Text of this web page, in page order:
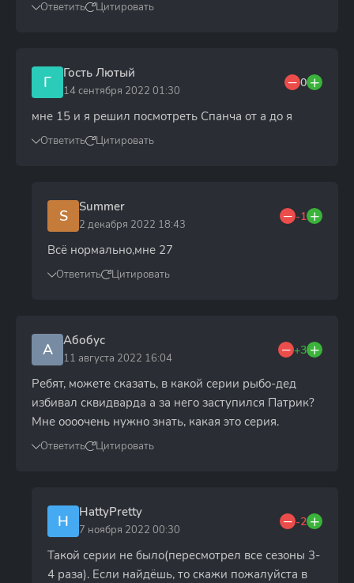
Ответить Цитировать
Г Гость Лютый
14 сентября 2022 01:30
0
мне 15 и я решил посмотреть Спанча от а до я
Ответить Цитировать
S Summer
2 декабря 2022 18:43
-1
Всё нормально,мне 27
Ответить Цитировать
А Абобус
11 августа 2022 16:04
+3
Ребят, можете сказать, в какой серии рыбо-дед
избивал сквидварда а за него заступился Патрик?
Мне оооочень нужно знать, какая это серия.
Ответить Цитировать
H HattyPretty
7 ноября 2022 00:30
-2
Такой серии не было(пересмотрел все сезоны 3-
4 раза). Если найдёшь, то скажи пожалуйста в